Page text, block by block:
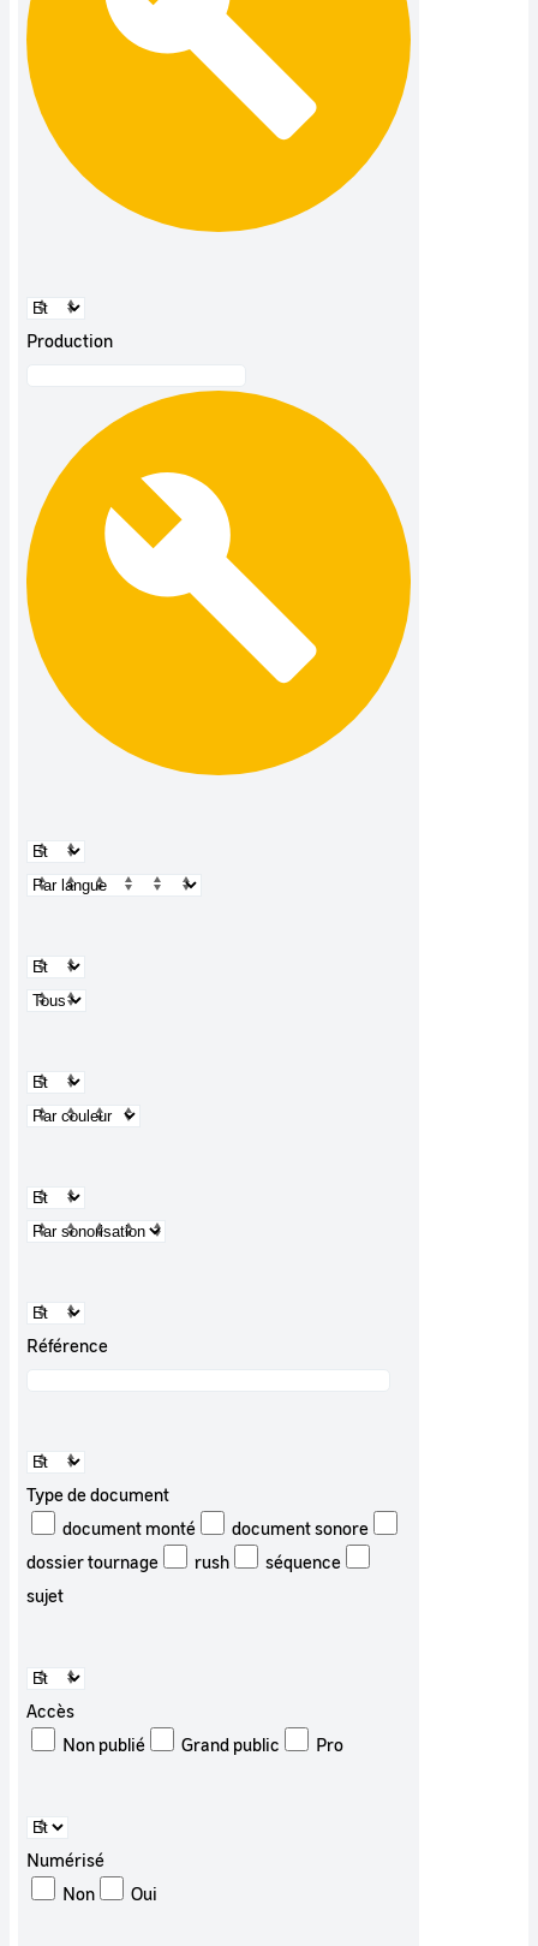
Production
Référence
Type de document
document monté
document sonore
dossier tournage
rush
séquence
sujet
Accès
Non publié
Grand public Pro
Numérisé
Non
Oui